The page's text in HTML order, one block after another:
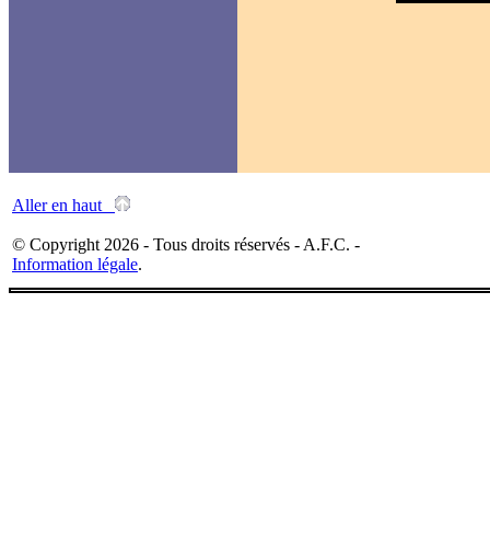
Aller en haut
© Copyright 2026 - Tous droits réservés - A.F.C. -
Information légale.